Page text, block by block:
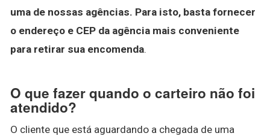
uma de nossas agências. Para isto, basta fornecer
o endereço e CEP da agência mais conveniente
para retirar sua encomenda.
O que fazer quando o carteiro não foi
atendido?
O cliente que está aguardando a chegada de uma